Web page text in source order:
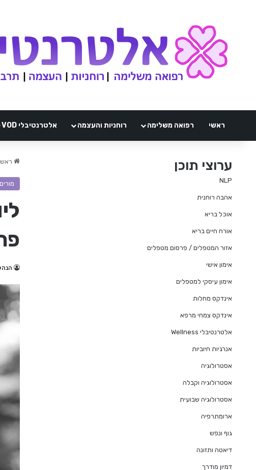
ראשי רפואה משלימה רוחניות והעצמה אלטרנטיבלי VOD
ערוצי תוכן
NLP
אהבה רוחנית
אוכל בריא
אורח חיים בריא
אזור המטפלים / פרסום מטפלים
אימון אישי
אימון עיסקי למטפלים
אינדקס מחלות
אינדקס צמחי מרפא
אלטרנטיבלי Wellness
אנרגיות חיוביות
אסטרולוגיה
אסטרולוגיה וקבלה
אסטרולוגיה שבועית
ארומתרפיה
גוף ונפש
דיאטה ותזונה
דמיון מודרך